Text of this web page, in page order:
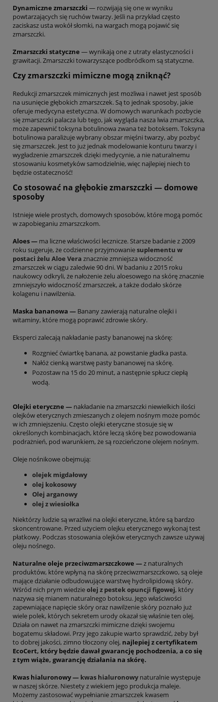
Dynamiczne zmarszczki — rozwijają się one w wyniku
powtarzających się ruchów twarzy. Jeśli na przykład często
zaciskasz usta wokół słomki, na wargach mogą pojawić się
zmarszczki.
Zmarszczki statyczne — wynikają one z utraty elastyczności i
grawitacji. Zmarszczki towarzyszące podbródkom są statyczne.
Czy zmarszczki mimiczne mogą zniknąć?
Redukcji zmarszczek mimicznych jest możliwa i nawet jest sposób
na usunięcie głębokich zmarszczek. Są to jednak sposoby, jakie
oferuje medycyna estetyczna. W domowych warunkach pozbycie
się zmarszczki palacza lub tego, jak wygląda nasza lwia zmarszczka,
może zapewnić toksyna botulinowa zwana też botoksem. Toksyna
botulinowa paraliżuje wybrany obszar mięśni twarzy, aby pozbyć
się zmarszczek. Jest to już jednak modelowanie konturu twarzy i
wygładzenie zmarszczek dzięki medycynie, a nie naturalnemu
stosowaniu kosmetyków samodzielnie, więc najlepiej niech to
będzie ostateczność!
Co stosować na głębokie zmarszczki — domowe
sposoby
Istnieje wiele prostych, domowych sposobów, które mogą pomóc
w zapobieganiu zmarszczkom.
Aloes — ma liczne właściwości lecznicze. Starsze badanie z 2009
roku sugeruje, że codzienne przyjmowaniesuplementu w
postaci żelu Aloe Vera znacznie zmniejsza widoczność
zmarszczek w ciągu zaledwie 90 dni. W badaniu z 2015 roku
naukowcy odkryli, że nałożenie żelu aloesowego na skórę znacznie
zmniejszyło widoczność zmarszczek, a także dodało skórze
kolagenu i nawilżenia.
Maska bananowa — Banany zawierają naturalne olejki i
witaminy, które mogą poprawić zdrowie skóry.
Eksperci zalecają nakładanie pasty bananowej na skórę:
Rozgnieć ćwiartkę banana, aż powstanie gładka pasta.
Nałóż cienką warstwę pasty bananowej na skórę.
Pozostaw na 15 do 20 minut, a następnie spłucz ciepłą
wodą.
Olejki eteryczne — nakładanie na zmarszczki niewielkich ilości
olejków eterycznych zmieszanych z olejem nośnym może pomóc
w ich zmniejszeniu. Często olejki eteryczne stosuje się w
określonych kombinacjach, które leczą skórę bez powodowania
podrażnień, pod warunkiem, że są rozcieńczone olejem nośnym.
Oleje nośnikowe obejmują:
olejek migdałowy
olej kokosowy
Olej arganowy
olej z wiesiołka
Niektórzy ludzie są wrażliwi na olejki eteryczne, które są bardzo
skoncentrowane. Przed użyciem olejku eterycznego wykonaj test
płatkowy. Podczas stosowania olejków eterycznych zawsze używaj
oleju nośnego.
Naturalne oleje przeciwzmarszczkowe —z naturalnych
produktów, które wpłyną na skórę przeciwzmarszczkowo, są oleje
mające działanie odbudowujące warstwę hydrolipidową skóry.
Wśród nich prym wiedzieolej z pestek opuncji figowej, który
nazywa się mianem naturalnego botoksu. Jego właściwości
zapewniające napięcie skóry oraz nawilżenie skóry poznało już
wiele polek, których sekretem urody okazał się właśnie ten olej.
Działa on nawet na zmarszczki mimiczne dzięki swojemu
bogatemu składowi. Przy jego zakupie warto sprawdzić, żeby był
to dobrej jakości, zimno tłoczony olej, najlepiej z certyfikatem
EcoCert, który będzie dawał gwarancję pochodzenia, a co się
z tym wiąże, gwarancję działania na skórę.
Kwas hialuronowy — kwas hialuronowy naturalnie występuje
w naszej skórze. Niestety z wiekiem jego produkcja maleje.
Możemy zastosować wypełnianie zmarszczek kwasem